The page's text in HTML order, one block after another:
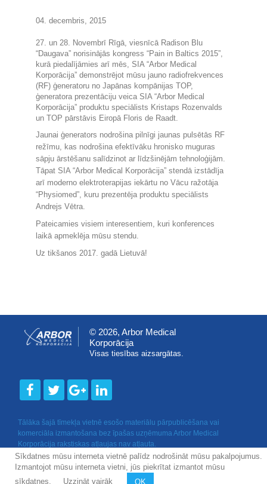
04. decembris, 2015
27. un 28. Novembrī Rīgā, viesnīcā Radison Blu
“Daugava” norisinājās kongress “Pain in Baltics 2015”,
kurā piedalījāmies arī mēs, SIA “Arbor Medical
Korporācija” demonstrējot mūsu jauno radiofrekvences
(RF) ģeneratoru no Japānas kompānijas TOP,
ģeneratora prezentāciju veica SIA “Arbor Medical
Korporācija” produktu speciālists Kristaps Rozenvalds
un TOP pārstāvis Eiropā Floris de Raadt.
Jaunai ģenerators nodrošina pilnīgi jaunas pulsētās RF
režīmu, kas nodrošina efektīvāku hronisko muguras
sāpju ārstēšanu salīdzinot ar līdzšinējām tehnoloģijām.
Tāpat SIA “Arbor Medical Korporācija” stendā izstādīja
arī moderno elektroterapijas iekārtu no Vācu ražotāja
“Physiomed”, kuru prezentēja produktu speciālists
Andrejs Vētra.
Pateicamies visiem interesentiem, kuri konferences
laikā apmeklēja mūsu stendu.
Uz tikšanos 2017. gadā Lietuvā!
© 2026, Arbor Medical
Korporācija
Visas tiesības aizsargātas.
Tālāka šajā tīmekļa vietnē esošo materiālu pārpublicēšana vai
komerciāla izmantošana bez īpašas uzņēmuma Arbor Medical
Korporācija rakstiskas atļaujas nav atļauta.
Sīkdatnes mūsu interneta vietnē palīdz nodrošināt mūsu pakalpojumus.
Izmantojot mūsu interneta vietni, jūs piekrītat izmantot mūsu
sīkdatnes. Uzzināt vairāk OK